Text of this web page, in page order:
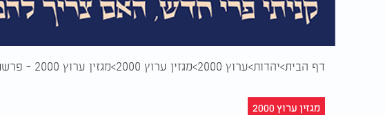
דף הבית יהדות ערוץ 2000 מגזין ערוץ 2000 מגזין ערוץ 2000 - פרשת כי תשא
מגזין ערוץ 2000